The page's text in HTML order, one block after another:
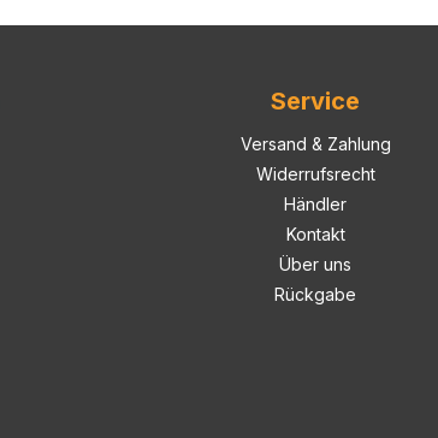
Service
Versand & Zahlung
Widerrufsrecht
Händler
Kontakt
Über uns
Rückgabe